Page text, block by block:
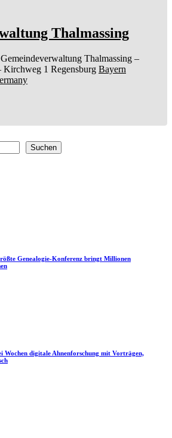
Thalmassing
Gemeindeverwaltung Thalmassing –
Kirchweg 1 Regensburg Bayern
Suchen
Genealogie-Konferenz bringt Millionen
Wochen digitale Ahnenforschung mit Vorträgen,